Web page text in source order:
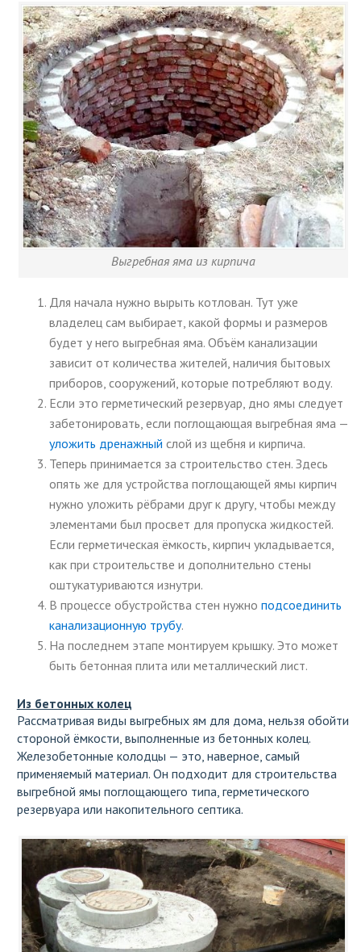
Выгребная яма из кирпича
Для начала нужно вырыть котлован. Тут уже
владелец сам выбирает, какой формы и размеров
будет у него выгребная яма. Объём канализации
зависит от количества жителей, наличия бытовых
приборов, сооружений, которые потребляют воду.
Если это герметический резервуар, дно ямы следует
забетонировать, если поглощающая выгребная яма —
уложить дренажный слой из щебня и кирпича.
Теперь принимается за строительство стен. Здесь
опять же для устройства поглощающей ямы кирпич
нужно уложить рёбрами друг к другу, чтобы между
элементами был просвет для пропуска жидкостей.
Если герметическая ёмкость, кирпич укладывается,
как при строительстве и дополнительно стены
оштукатуриваются изнутри.
В процессе обустройства стен нужно подсоединить
канализационную трубу.
На последнем этапе монтируем крышку. Это может
быть бетонная плита или металлический лист.
Из бетонных колец
Рассматривая виды выгребных ям для дома, нельзя обойти
стороной ёмкости, выполненные из бетонных колец.
Железобетонные колодцы — это, наверное, самый
применяемый материал. Он подходит для строительства
выгребной ямы поглощающего типа, герметического
резервуара или накопительного септика.